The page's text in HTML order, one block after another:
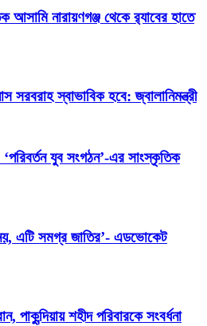
আসামি নারায়ণগঞ্জ থেকে র‌্যাবের হাতে
সরবরাহ স্বাভাবিক হবে: জ্বালানিমন্ত্রী
যুব সংগঠন’-এর সাংস্কৃতিক
এটি সমগ্র জাতির’- এডভোকেট
পাকুন্দিয়ায় শহীদ পরিবারকে সংবর্ধনা